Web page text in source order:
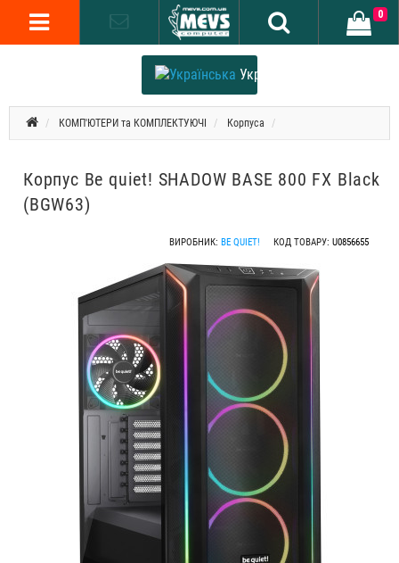
Українська
0
КОМП'ЮТЕРИ та КОМПЛЕКТУЮЧІ Корпуса
Корпус Be quiet! SHADOW BASE 800 FX Black
(BGW63)
ВИРОБНИК: BE QUIET! КОД ТОВАРУ: U0856655